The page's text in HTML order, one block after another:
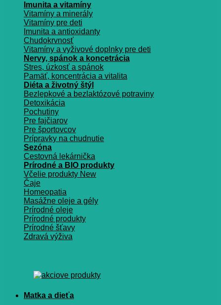
Imunita a vitamíny
Vitamíny a minerály
Vitamíny pre deti
Imunita a antioxidanty
Chudokrvnosť
Vitamíny a vyživové doplnky pre deti
Nervy, spánok a koncetrácia
Stres, úzkosť a spánok
Pamäť, koncentrácia a vitalita
Diéta a životný štýl
Bezlepkové a bezlaktózové potraviny
Detoxikácia
Pochutiny
Pre fajčiarov
Pre športovcov
Prípravky na chudnutie
Sezóna
Cestovná lekárnička
Prírodné a BIO produkty
Včelie produkty
Čaje
Homeopatia
Masážne oleje a gély
Prírodné oleje
Prírodné produkty
Prírodné šťavy
Zdravá výživa
Matka a dieťa